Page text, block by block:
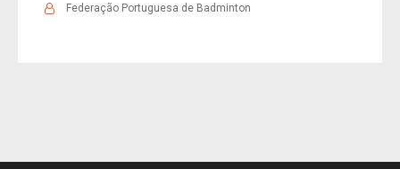
Federação Portuguesa de Badminton